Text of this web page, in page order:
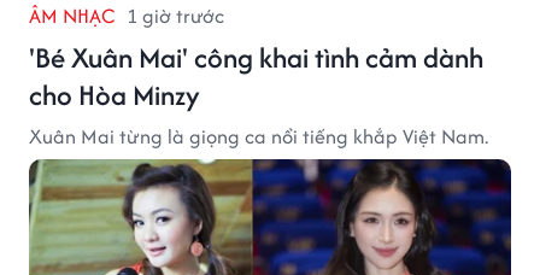
ÂM NHẠC 1 giờ trước
'Bé Xuân Mai' công khai tình cảm dành
cho Hòa Minzy
Xuân Mai từng là giọng ca nổi tiếng khắp Việt Nam.